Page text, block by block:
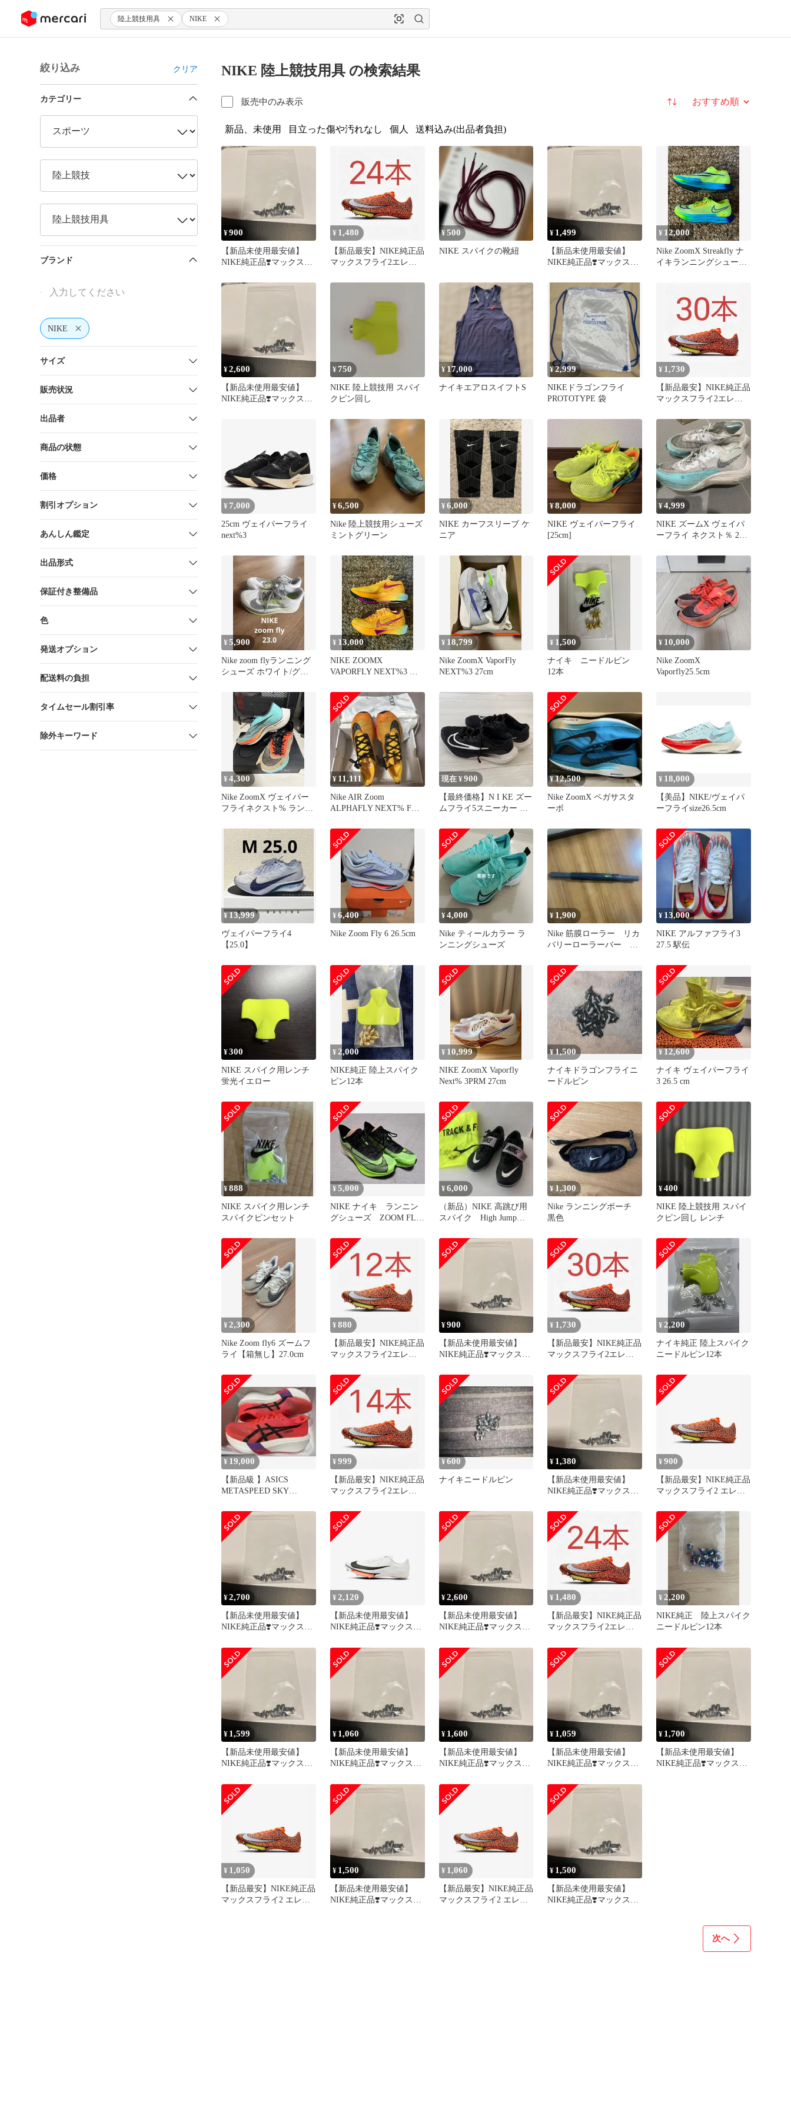
ツにスキップ 陸上競技用具 NIKE
絞り込み クリア
カテゴリー
ブランド
NIKE
サイズ
販売状況
出品者
商品の状態
価格
割引オプション
あんしん鑑定
出品形式
保証付き整備品
色
発送オプション
配送料の負担
タイムセール割引率
除外キーワード
NIKE 陸上競技用具 の検索結果
販売中のみ表示 並び替え
新品、未使用 目立った傷や汚れなし 個人 送料込み(出品者負担)
¥900
【新品未使用最安値】
NIKE純正品❣️マックスフ
ピン12本
¥ 1,480
【新品最安】NIKE純正品
マックスフライ2エレク
ン 24本
¥500
NIKE スパイクの靴紐
¥ 1,499
【新品未使用最安値】
NIKE純正品❣️マックスフ
ピン24本
¥ 12,000
Nike ZoomX Streakfly ナ
イキランニングシューズ
¥2,600
【新品未使用最安値】
NIKE純正品❣️マックスフ
¥ 750
NIKE 陸上競技用 スパイ
クピン回し
¥17,000
ナイキエアロスイフトS
¥2,999
NIKEドラゴンフライ
PROTOTYPE 袋
¥ 1,730
【新品最安】NIKE純正品
マックスフライ2エレク
ン 30本
¥ 7,000
25cm ヴェイパーフライ
next%3
¥6,500
Nike 陸上競技用シューズ
ミントグリーン
¥6,000
NIKE カーフスリーブ ケ
ニア
¥8,000
NIKE ヴェイパーフライ
[25cm]
¥4,999
NIKE ズームX ヴェイパ
ーフライ ネクスト％ 2
¥5,900
Nike zoom flyランニング
シューズ ホワイト/グレ
¥ 13,000
NIKE ZOOMX
VAPORFLY NEXT%3 ナ
¥ 18,799
Nike ZoomX VaporFly
NEXT%3 27cm
¥ 1,500
ナイキ ニードルピン
12本
¥ 10,000
Nike ZoomX
Vaporfly25.5cm
¥4,300
Nike ZoomX ヴェイパー
フライネクスト% ランニ
¥ 11,111
Nike AIR Zoom
ALPHAFLY NEXT% FK
現在 ¥900
【最終価格】N I KE ズー
ムフライ5スニーカー ブ
¥12,500
Nike ZoomX ペガサスタ
ーボ
¥ 18,000
【美品】NIKE/ヴェイパ
ーフライsize26.5cm
¥ 13,999
ヴェイパーフライ4
【25.0】
¥6,400
Nike Zoom Fly 6 26.5cm
¥4,000
Nike ティールカラー ラ
ンニングシューズ
¥ 1,900
Nike 筋膜ローラー リカ
バリーローラーバー ト
¥ 13,000
NIKE アルファフライ3
27.5 駅伝
¥300
NIKE スパイク用レンチ
蛍光イエロー
¥ 2,000
NIKE純正 陸上スパイク
ピン12本
¥ 10,999
NIKE ZoomX Vaporfly
Next% 3PRM 27cm
¥ 1,500
ナイキドラゴンフライニ
ードルピン
¥12,600
ナイキ ヴェイパーフライ
3 26.5 cm
¥888
NIKE スパイク用レンチ
スパイクピンセット
¥5,000
NIKE ナイキ ランニン
グシューズ ZOOM FLY
¥6,000
（新品）NIKE 高跳び用
スパイク High Jump
¥ 1,300
Nike ランニングポーチ
黒色
¥400
NIKE 陸上競技用 スパイ
クピン回し レンチ
¥ 2,300
Nike Zoom fly6 ズームフ
ライ【箱無し】27.0cm
¥880
【新品最安】NIKE純正品
マックスフライ2エレク
ン 12本
¥900
【新品未使用最安値】
NIKE純正品❣️マックスフ
ピン12本
¥ 1,730
【新品最安】NIKE純正品
マックスフライ2エレク
ン 30本
¥ 2,200
ナイキ純正 陸上スパイク
ニードルピン12本
¥ 19,000
【新品級 】ASICS
METASPEED SKY
¥999
【新品最安】NIKE純正品
マックスフライ2エレク
ン 14本
¥600
ナイキニードルピン
¥ 1,380
【新品未使用最安値】
NIKE純正品❣️マックスフ
ピン18本
¥900
【新品最安】NIKE純正品
マックスフライ2 エレク
ン12本
¥2,700
【新品未使用最安値】
NIKE純正品❣️マックスフ
ピン12本
¥2,120
【新品未使用最安値】
NIKE純正品❣️マックスフ
ピン12本
¥2,600
【新品未使用最安値】
NIKE純正品❣️マックスフ
ピン48本
¥ 1,480
【新品最安】NIKE純正品
マックスフライ2エレク
ン 24本
¥2,200
NIKE純正 陸上スパイク
ニードルピン12本
¥ 1,599
【新品未使用最安値】
NIKE純正品❣️マックスフ
ピン12本
¥ 1,060
【新品未使用最安値】
NIKE純正品❣️マックスフ
ピン12本
¥ 1,600
【新品未使用最安値】
NIKE純正品❣️マックスフ
ピン24本
¥ 1,059
【新品未使用最安値】
NIKE純正品❣️マックスフ
ピン14本
¥ 1,700
【新品未使用最安値】
NIKE純正品❣️マックスフ
¥ 1,050
【新品最安】NIKE純正品
マックスフライ2 エレク
¥ 1,500
【新品未使用最安値】
NIKE純正品❣️マックスフ
¥ 1,060
【新品最安】NIKE純正品
マックスフライ2 エレク
¥ 1,500
【新品未使用最安値】
NIKE純正品❣️マックスフ
次へ